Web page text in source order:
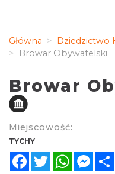
Główna
Dziedzictwo
Browar Obywatelski
Browar
Miejscowość:
TYCHY
FacebookTwitter